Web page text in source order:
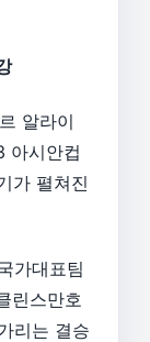
알라이
아시안컵
가 펼쳐진
가대표팀
린스만호
리는 결승